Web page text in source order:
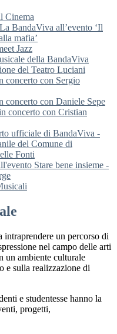
Cinema
BandaViva all’evento ‘Il
mafia’
Jazz
della BandaViva
del Teatro Luciani
concerto con Sergio
concerto con Daniele Sepe
concerto con Cristian
ufficiale di BandaViva -
del Comune di
Fonti
Stare bene insieme -
un percorso di
nel campo delle arti
un ambiente culturale
e sulla realizzazione di
e studentesse hanno la
progetti,